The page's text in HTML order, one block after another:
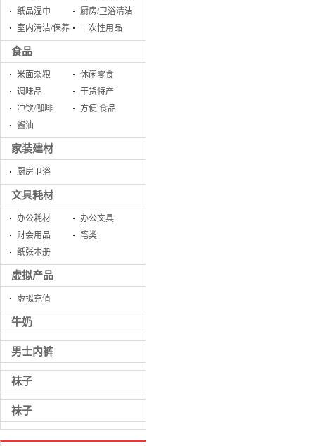
纸品湿巾
厨房/卫浴清洁
室内清洁/保养
一次性用品
食品
米面杂粮
休闲零食
调味品
干货特产
冲饮/咖啡
方便 食品
酱油
家装建材
厨房卫浴
文具耗材
办公耗材
办公文具
财会用品
笔类
纸张本册
虚拟产品
虚拟充值
牛奶
男士内裤
袜子
袜子